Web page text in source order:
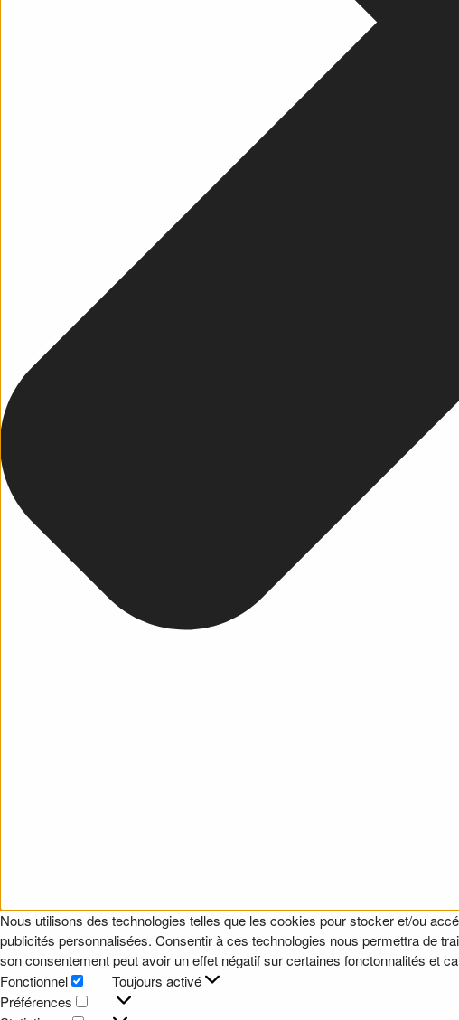
Nous utilisons des technologies telles que les cookies pour stocker et/ou
publicités personnalisées. Consentir à ces technologies nous permettra de
son consentement peut avoir un effet négatif sur certaines fonctonnalités et
Fonctionnel
Fonctionnel
Toujours activé
Préférences